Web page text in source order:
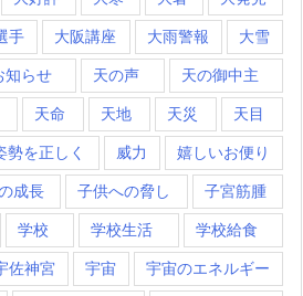
手 大阪講座 大雨警報 大雪
知らせ 天の声 天の御中主
天命 天地 天災 天目
勢を正しく 威力 嬉しいお便り
成長 子供への脅し 子宮筋腫
学校 学校生活 学校給食
佐神宮 宇宙 宇宙のエネルギー